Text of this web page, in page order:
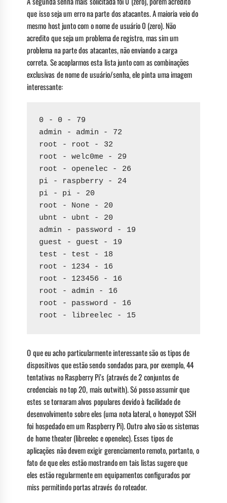
que isso seja um erro na parte dos atacantes. A maioria veio do
mesmo host junto com o nome de usuário 0 (zero). Não
acredito que seja um problema de registro, mas sim um
problema na parte dos atacantes, não enviando a carga
correta. Se acoplarmos esta lista junto com as combinações
exclusivas de nome de usuário/senha, ele pinta uma imagem
interessante:
0 - 0 - 79
admin - admin - 72
root - root - 32
root - welc0me - 29
root - openelec - 26
pi - raspberry - 24
pi - pi - 20
root - None - 20
ubnt - ubnt - 20
admin - password - 19
guest - guest - 19
test - test - 18
root - 1234 - 16
root - 123456 - 16
root - admin - 16
root - password - 16
root - libreelec - 15
O que eu acho particularmente interessante são os tipos de
dispositivos que estão sendo sondados para, por exemplo, 44
tentativas no Raspberry Pi’s (através de 2 conjuntos de
credenciais no top 20, mais outwith). Só posso assumir que
estes se tornaram alvos populares devido à facilidade de
desenvolvimento sobre eles (uma nota lateral, o honeypot SSH
foi hospedado em um Raspberry Pi). Outro alvo são os sistemas
de home theater (libreelec e openelec). Esses tipos de
aplicações não devem exigir gerenciamento remoto, portanto, o
fato de que eles estão mostrando em tais listas sugere que
eles estão regularmente em equipamentos configurados por
miss permitindo portas através do roteador.